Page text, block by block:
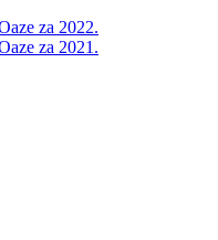
za 2022.
za 2021.